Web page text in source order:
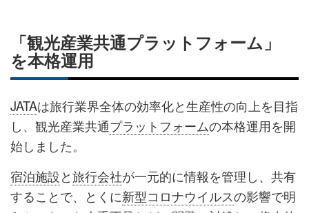
「観光産業共通プラットフォーム」
を本格運用
JATAは旅行業界全体の効率化と生産性の向上を目指
し、観光産業共通プラットフォームの本格運用を開
始しました。
宿泊施設と旅行会社が一元的に情報を管理し、共有
することで、とくに新型コロナウイルスの影響で明